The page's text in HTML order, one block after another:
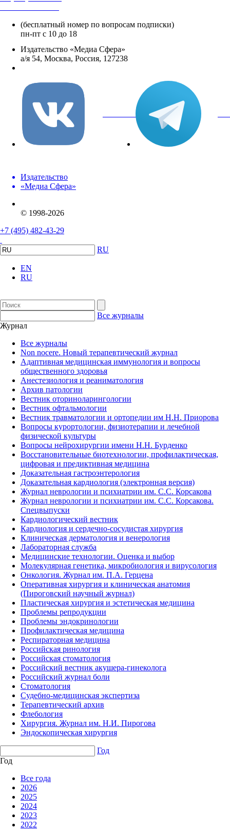
(бесплатный номер по вопросам подписки)
пн-пт с 10 до 18
Издательство «Медиа Сфера»
а/я 54, Москва, Россия, 127238
вКонтакте
Издательство
«Медиа Сфера»
© 1998-2026
+7 (495) 482-43-29
RU
EN
RU
Все журналы
Журнал
Все журналы
Non nocere. Новый терапевтический журнал
Адаптивная медицинская иммунология и вопросы
общественного здоровья
Анестезиология и реаниматология
Архив патологии
Вестник оториноларингологии
Вестник офтальмологии
Вестник травматологии и ортопедии им Н.Н. Приорова
Вопросы курортологии, физиотерапии и лечебной
физической культуры
Вопросы нейрохирургии имени Н.Н. Бурденко
Восстановительные биотехнологии, профилактическая,
цифровая и предиктивная медицина
Доказательная гастроэнтерология
Доказательная кардиология (электронная версия)
Журнал неврологии и психиатрии им. С.С. Корсакова
Журнал неврологии и психиатрии им. С.С. Корсакова.
Спецвыпуски
Кардиологический вестник
Кардиология и сердечно-сосудистая хирургия
Клиническая дерматология и венерология
Лабораторная служба
Медицинские технологии. Оценка и выбор
Молекулярная генетика, микробиология и вирусология
Онкология. Журнал им. П.А. Герцена
Оперативная хирургия и клиническая анатомия
(Пироговский научный журнал)
Пластическая хирургия и эстетическая медицина
Проблемы репродукции
Проблемы эндокринологии
Профилактическая медицина
Респираторная медицина
Российская ринология
Российская стоматология
Российский вестник акушера-гинеколога
Российский журнал боли
Стоматология
Судебно-медицинская экспертиза
Терапевтический архив
Флебология
Хирургия. Журнал им. Н.И. Пирогова
Эндоскопическая хирургия
Год
Год
Все года
2026
2025
2024
2023
2022